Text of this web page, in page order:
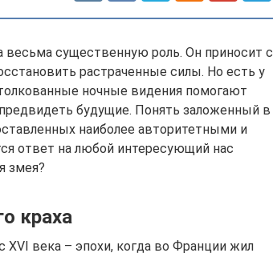
весьма существенную роль. Он приносит с
растраченные силы. Но есть у
ночные видения помогают
будущие. Понять заложенный в
наиболее авторитетными и
ответ на любой интересующий нас
змея?
краха
века – эпохи, когда во Франции жил